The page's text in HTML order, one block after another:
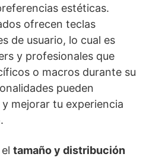
estéticas.
ofrecen teclas
de usuario, lo cual es
y profesionales que
o macros durante su
pueden
mejorar tu experiencia
tamaño y distribución